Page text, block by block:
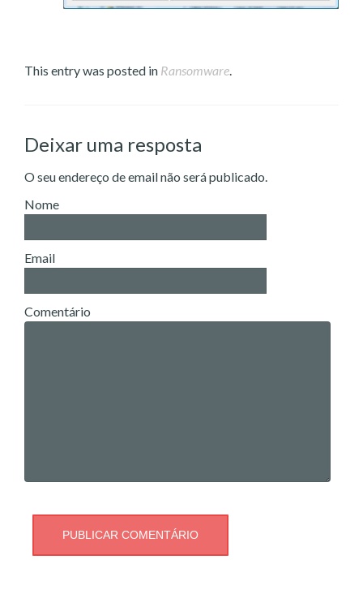
This entry was posted in Ransomware.
Deixar uma resposta
O seu endereço de email não será publicado.
Nome
Email
Comentário